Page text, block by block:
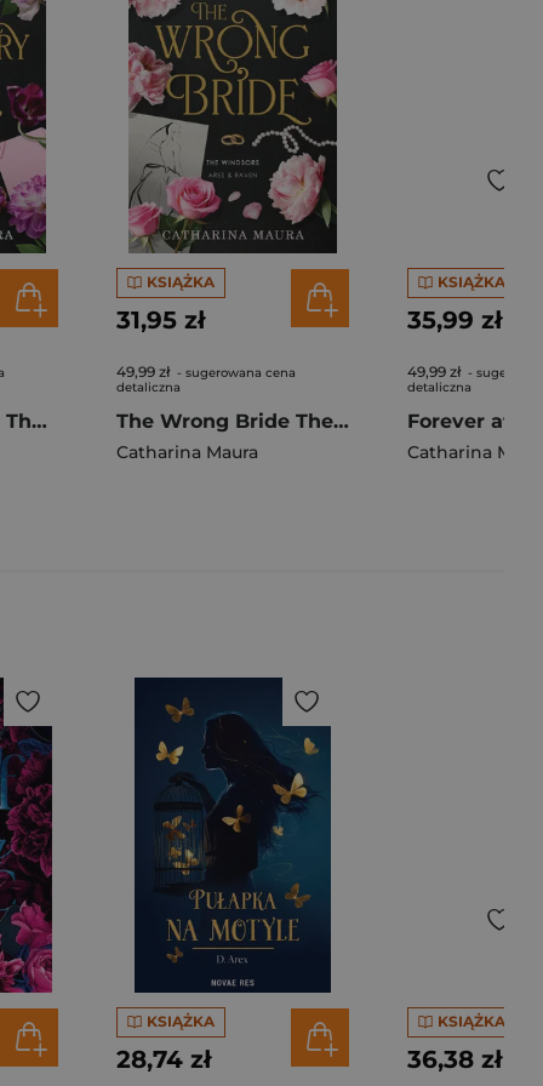
The Windsors T.2 The Temporary Wife
KSIĄŻKA
31,95 zł
49,99 zł - sugerowana cena
detaliczna
The Wrong Bride The Windsors Tom 1
Catharina Maura
KSIĄŻKA
35,99 zł
49,99 zł -
detaliczna
Catharina
KSIĄŻKA
28,74 zł
KSIĄŻKA
36,38 zł